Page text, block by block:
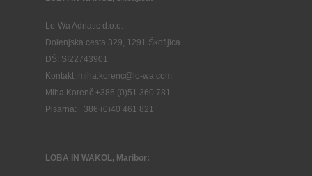
Lo-Wa Adriatic d.o.o.
Dolenjska cesta 329, 1291 Škofljica
DŠ: SI22743901
Kontakt: miha.korenc@lo-wa.com
Miha Korenč +386 (0)51 360 781
Pisarna: +386 (0)40 461 821
LOBA IN WAKOL, Maribor: